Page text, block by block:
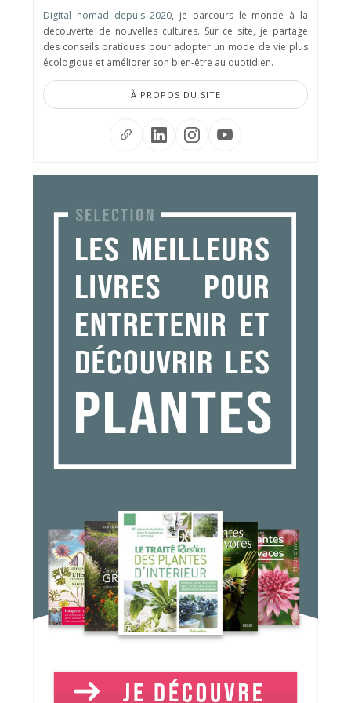
Digital nomad depuis 2020, je parcours le monde à la
découverte de nouvelles cultures. Sur ce site, je partage
des conseils pratiques pour adopter un mode de vie plus
écologique et améliorer son bien-être au quotidien.
À PROPOS DU SITE